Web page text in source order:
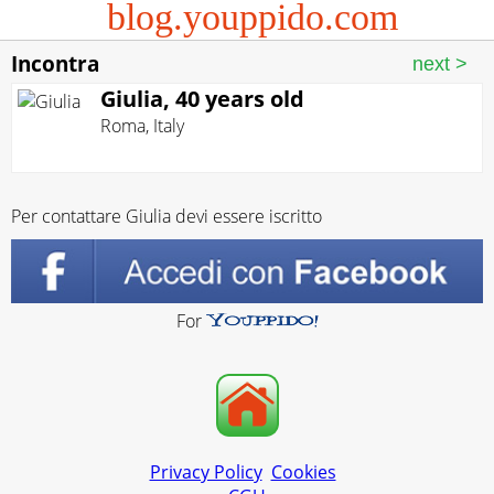
blog.youppido.com
Incontra
Giulia, 40 years old
Roma, Italy
Per contattare Giulia devi essere iscritto
For
Privacy Policy Cookies